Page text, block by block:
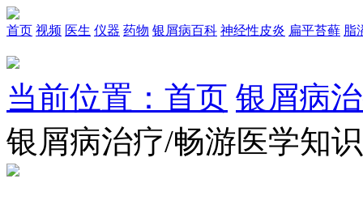
首页 视频 医生 仪器 药物 银屑病百科 神经性皮炎 扁平苔藓 脂
当前位置：首页 银屑病
银屑病治疗/畅游医学知